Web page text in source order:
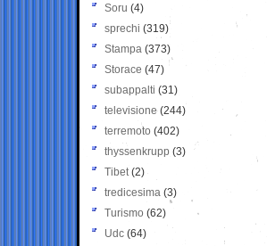
Soru (4)
sprechi (319)
Stampa (373)
Storace (47)
subappalti (31)
televisione(244)
terremoto (402)
thyssenkrupp (3)
Tibet(2)
tredicesima (3)
Turismo (62)
Udc (64)